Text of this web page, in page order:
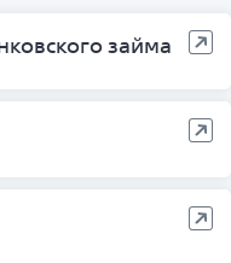
займа